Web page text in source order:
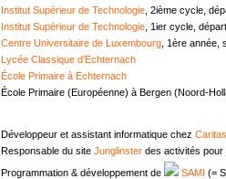
Institut Supérieur de Technologie , 2ième cycle,
Institut Supérieur de Technologie , 1ier cycle,
Centre Universitaire de Luxembourg , 1ère
Lycée Classique d'Echternach
École Primaire à Echternach
École Primaire (Européenne) à Bergen (Noord-
Développeur et assistant informatique chez
Responsable du site Junglinster des activités pour
Programmation & développement de SAMI (=